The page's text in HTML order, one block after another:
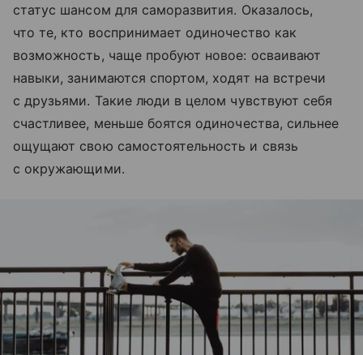
статус шансом для саморазвития. Оказалось,
что те, кто воспринимает одиночество как
возможность, чаще пробуют новое: осваивают
навыки, занимаются спортом, ходят на встречи
с друзьями. Такие люди в целом чувствуют себя
счастливее, меньше боятся одиночества, сильнее
ощущают свою самостоятельность и связь
с окружающими.